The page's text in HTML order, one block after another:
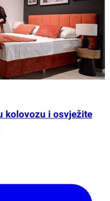
kolovozu i osvježite